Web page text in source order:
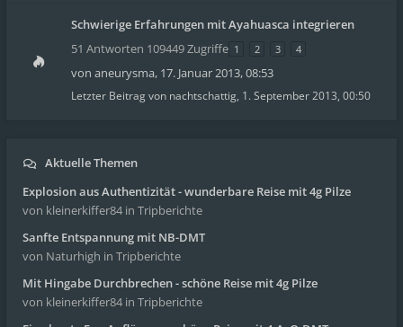
Schwierige Erfahrungen mit Ayahuasca integrieren
51 Antworten 109449 Zugriffe 1 2 3 4
von aneurysma, 17. Januar 2013, 08:53
Letzter Beitrag von nachtschattig, 1. September 2013, 00:50
Aktuelle Themen
Explosion aus Authentizität - wunderbare Reise mit 4g Pilze
von kleinerkiffer84 in Tripberichte
Sanfte Entspannung mit NB-DMT
von Naturhigh in Tripberichte
Mit Hingabe Durchbrechen - schöne Reise mit 4g Pilze
von kleinerkiffer84 in Tripberichte